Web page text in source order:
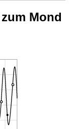
Mond